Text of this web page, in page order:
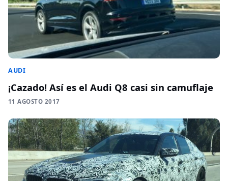
AUDI
¡Cazado! Así es el Audi Q8 casi sin camuflaje
11 AGOSTO 2017